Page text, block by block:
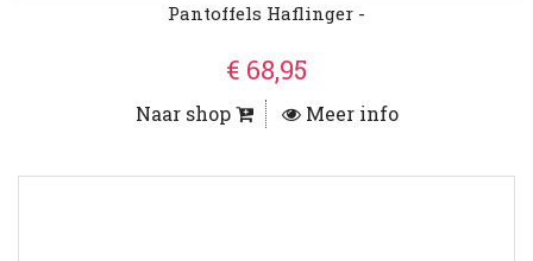
Pantoffels Haflinger -
€ 68,95
Naar shop Meer info